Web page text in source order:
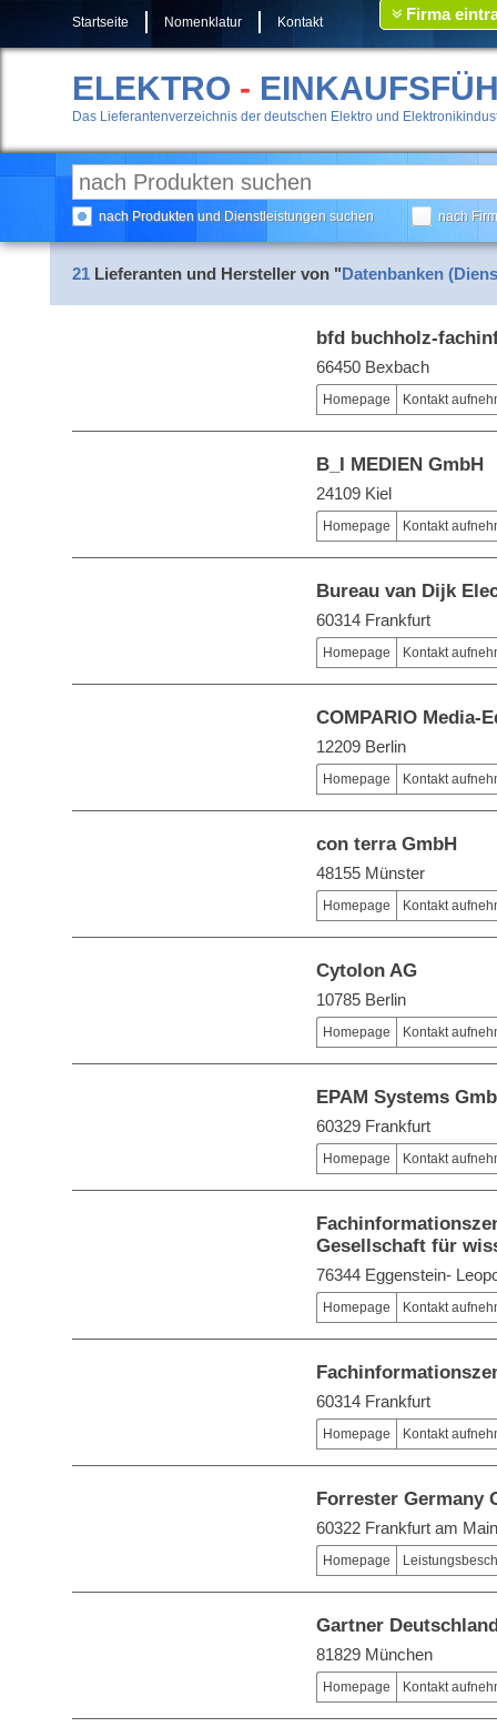
Startseite Nomenklatur Kontakt Firma
ELEKTRO -
Das Lieferantenverzeichnis der deutschen Elektro und
nach Produkten und Dienstleistungen suchen nach
21 Lieferanten und Hersteller von "Datenbanken
bfd buchholz-
66450 Bexbach
Homepage Kontakt
B_I MEDIEN GmbH
24109 Kiel
Homepage Kontakt
Bureau van Dijk
60314 Frankfurt
Homepage Kontakt
COMPARIO Media-
12209 Berlin
Homepage Kontakt
con terra GmbH
48155 Münster
Homepage Kontakt
Cytolon AG
10785 Berlin
Homepage Kontakt
EPAM Systems
60329 Frankfurt
Homepage Kontakt
Gesellschaft für
76344 Eggenstein-
Homepage Kontakt
60314 Frankfurt
Homepage Kontakt
Forrester Germany
60322 Frankfurt am Main
Homepage
Gartner
81829 München
Homepage Kontakt